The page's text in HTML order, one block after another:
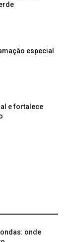
especial
e fortalece
onde